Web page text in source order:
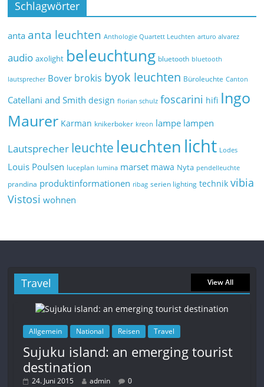
Schlagwörter
anta anta leuchten Anthologie Quartett Leuchten arturo alvarez
audio axolight beleuchtung bluetooth bluetooth
lautsprecher Bover brokis byok leuchten Büroleuchte Canton
Catellani and Smith design florian schulz foscarini hifi Ingo
Maurer Karman knikerboker kreon lampe lampen
Lautsprecher leuchte leuchten licht Lodes
Louis Poulsen luceplan lumina marset mawa Nyta pendelleuchte
prandina produktinformationen ribag serien lighting technik vibia
Vistosi wohnen
Travel View All
Allgemein National Reisen Travel
Sujuku island: an emerging tourist
destination
24. Juni 2015 admin 0